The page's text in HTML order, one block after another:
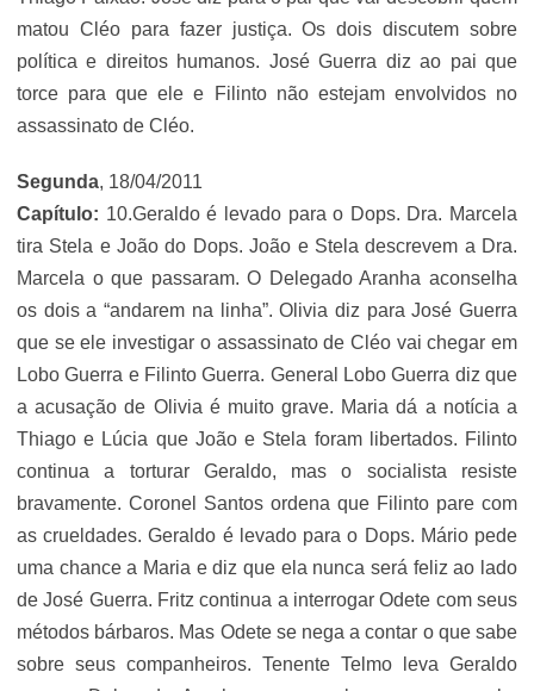
matou Cléo para fazer justiça. Os dois discutem sobre
política e direitos humanos. José Guerra diz ao pai que
torce para que ele e Filinto não estejam envolvidos no
assassinato de Cléo.
Segunda, 18/04/2011
Capítulo: 10.Geraldo é levado para o Dops. Dra. Marcela
tira Stela e João do Dops. João e Stela descrevem a Dra.
Marcela o que passaram. O Delegado Aranha aconselha
os dois a “andarem na linha”. Olivia diz para José Guerra
que se ele investigar o assassinato de Cléo vai chegar em
Lobo Guerra e Filinto Guerra. General Lobo Guerra diz que
a acusação de Olivia é muito grave. Maria dá a notícia a
Thiago e Lúcia que João e Stela foram libertados. Filinto
continua a torturar Geraldo, mas o socialista resiste
bravamente. Coronel Santos ordena que Filinto pare com
as crueldades. Geraldo é levado para o Dops. Mário pede
uma chance a Maria e diz que ela nunca será feliz ao lado
de José Guerra. Fritz continua a interrogar Odete com seus
métodos bárbaros. Mas Odete se nega a contar o que sabe
sobre seus companheiros. Tenente Telmo leva Geraldo